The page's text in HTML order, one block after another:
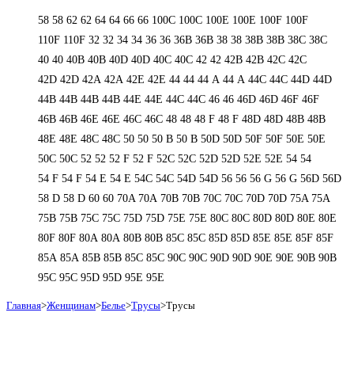
58 58 62 62 64 64 66 66 100C 100C 100E 100E 100F 100F
110F 110F 32 32 34 34 36 36 36B 36B 38 38 38B 38B 38С 38С
40 40 40B 40B 40D 40D 40С 40С 42 42 42B 42B 42C 42C
42D 42D 42А 42А 42Е 42Е 44 44 44 А 44 А 44C 44C 44D 44D
44В 44В 44В 44В 44Е 44Е 44С 44С 46 46 46D 46D 46F 46F
46В 46В 46Е 46Е 46С 46С 48 48 48 F 48 F 48D 48D 48В 48В
48Е 48Е 48С 48С 50 50 50 B 50 B 50D 50D 50F 50F 50Е 50Е
50С 50С 52 52 52 F 52 F 52C 52C 52D 52D 52E 52E 54 54
54 F 54 F 54 Е 54 Е 54C 54C 54D 54D 56 56 56 G 56 G 56D 56D
58 D 58 D 60 60 70A 70A 70B 70B 70C 70C 70D 70D 75A 75A
75B 75B 75C 75C 75D 75D 75E 75E 80C 80C 80D 80D 80E 80E
80F 80F 80А 80А 80В 80В 85C 85C 85D 85D 85E 85E 85F 85F
85А 85А 85В 85В 85С 85С 90C 90C 90D 90D 90E 90E 90В 90В
95C 95C 95D 95D 95E 95E
Главная>Женщинам>Белье>Трусы>Трусы